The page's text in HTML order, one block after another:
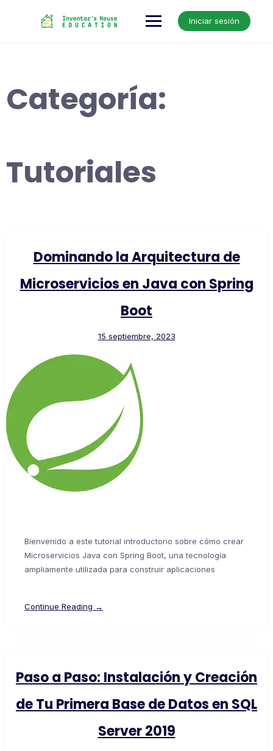
Iniciar sesión
Categoría:
Tutoriales
Dominando la Arquitectura de
Microservicios en Java con Spring
Boot
15 septiembre, 2023
Bienvenido a este tutorial introductorio sobre cómo crear
Microservicios Java con Spring Boot, una tecnología
ampliamente utilizada para construir aplicaciones
Continue Reading →
Paso a Paso: Instalación y Creación
de Tu Primera Base de Datos en SQL
Server 2019